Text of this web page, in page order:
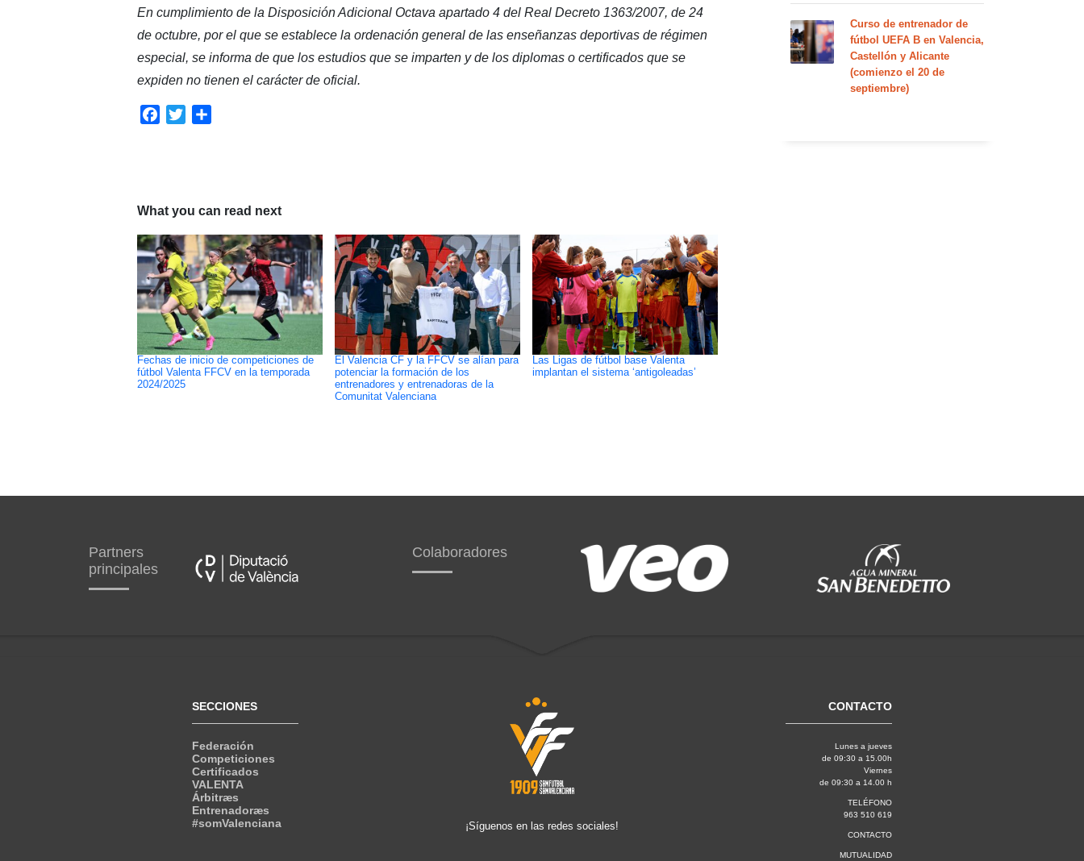
En cumplimiento de la Disposición Adicional Octava apartado 4 del Real Decreto 1363/2007, de 24
de octubre, por el que se establece la ordenación general de las enseñanzas deportivas de régimen
especial, se informa de que los estudios que se imparten y de los diplomas o certificados que se
expiden no tienen el carácter de oficial.
Facebook
Twitter
What you can read next
Fechas de inicio de competiciones de
fútbol Valenta FFCV en la temporada
2024/2025
El Valencia CF y la FFCV se alían para
potenciar la formación de los
entrenadores y entrenadoras de la
Comunitat Valenciana
Las Ligas de fútbol base Valenta
implantan el sistema ‘antigoleadas’
Curso de entrenador de
fútbol UEFA B en Valencia,
Castellón y Alicante
(comienzo el 20 de
septiembre)
Partners
principales
Colaboradores
SECCIONES
Federación
Competiciones
Certificados
VALENTA
Árbitræs
Entrenadoræs
#somValenciana
¡Síguenos en las redes sociales!
CONTACTO
Lunes a jueves
de 09:30 a 15.00h
Viernes
de 09:30 a 14.00 h
TELÉFONO
963 510 619
CONTACTO
MUTUALIDAD